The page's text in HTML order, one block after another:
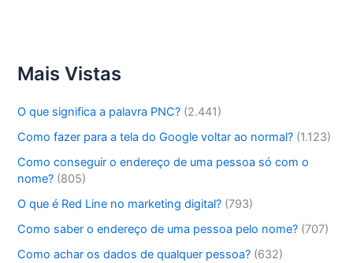
Mais Vistas
O que significa a palavra PNC? (2.441)
Como fazer para a tela do Google voltar ao normal? (1.123)
Como conseguir o endereço de uma pessoa só com o
nome? (805)
O que é Red Line no marketing digital? (793)
Como saber o endereço de uma pessoa pelo nome? (707)
Como achar os dados de qualquer pessoa? (632)